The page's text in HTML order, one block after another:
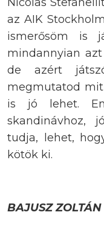
az AIK
ismerősöm is
mindannyian
de azért
megmutatod
is jó lehet.
skandinávhoz,
tudja, lehet,
kötök ki.
BAJUSZ ZOLTÁN